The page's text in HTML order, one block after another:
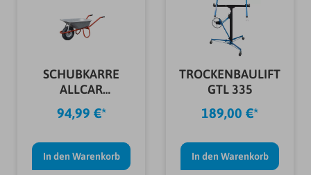
SCHUBKARRE
ALLCAR
94,99 €*
In den Warenkorb
TROCKENBAULIFT
GTL 335
189,00 €*
In den Warenkorb